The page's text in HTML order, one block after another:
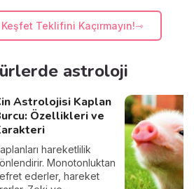
Keşfet Teklifini Kaçırmayın!
astroloji
Astrolojisi Kaplan
Özellikleri ve
hareketlilik
Monotonluktan
ederler, hareket